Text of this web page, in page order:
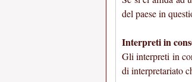
del paese in
Interpreti in
Gli interpreti in
di interpretariato